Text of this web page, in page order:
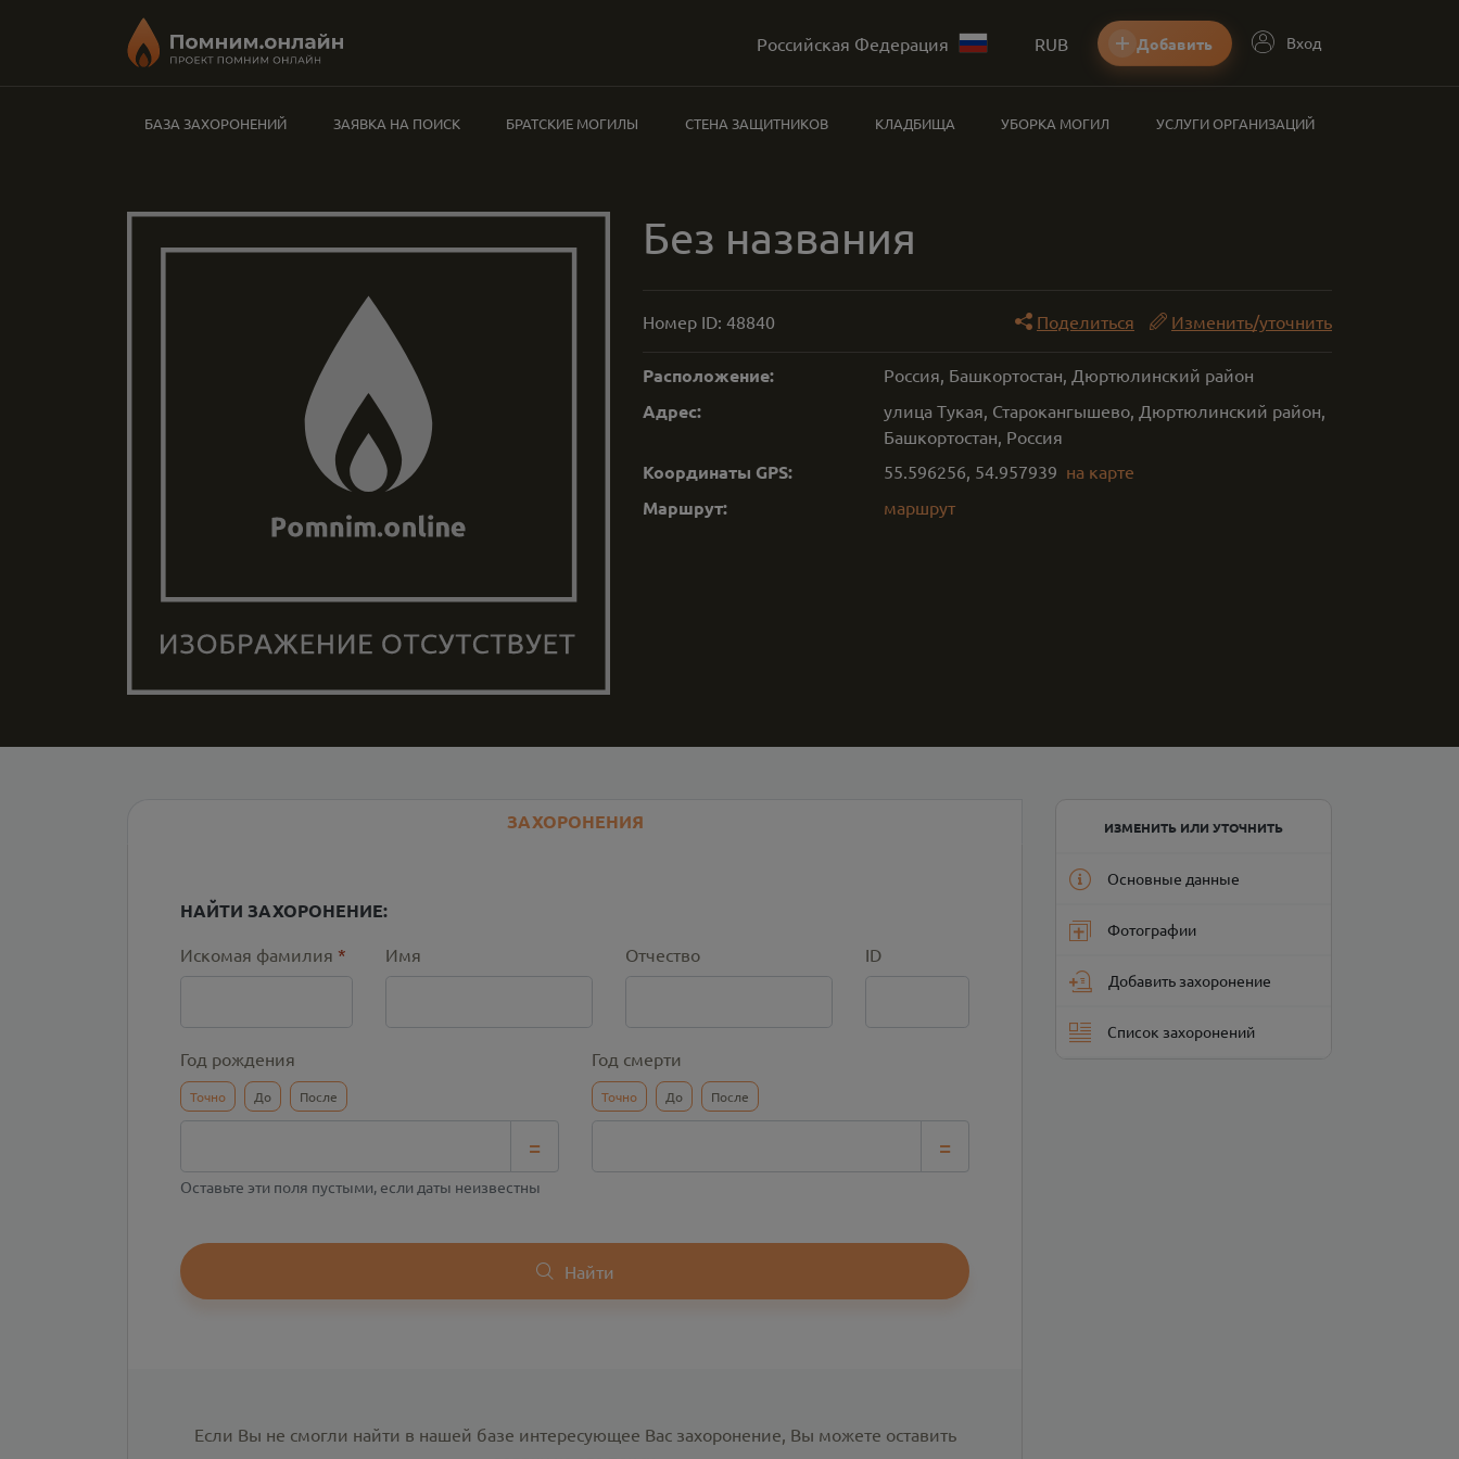
Российская Федерация RUB Добавить Вход
БАЗА ЗАХОРОНЕНИЙ ЗАЯВКА НА ПОИСК БРАТСКИЕ МОГИЛЫ СТЕНА ЗАЩИТНИКОВ КЛАДБИЩА УБОРКА МОГИЛ УСЛУГИ ОРГАНИЗАЦИЙ
Без названия
Номер ID: 48840 Поделиться Изменить/уточнить
Расположение: Россия, Башкортостан, Дюртюлинский район
Адрес:
улица Тукая, Старокангышево, Дюртюлинский район,
Башкортостан, Россия
Координаты GPS: 55.596256, 54.957939 на карте
Маршрут: маршрут
ЗАХОРОНЕНИЯ
НАЙТИ ЗАХОРОНЕНИЕ:
Искомая фамилия * Имя Отчество ID
Год рождения
Точно До После
=
Год смерти
Точно До После
=
Оставьте эти поля пустыми, если даты неизвестны
Найти
Если Вы не смогли найти в нашей базе интересующее Вас захоронение, Вы можете оставить
ИЗМЕНИТЬ ИЛИ УТОЧНИТЬ
Основные данные
Фотографии
Добавить захоронение
Список захоронений